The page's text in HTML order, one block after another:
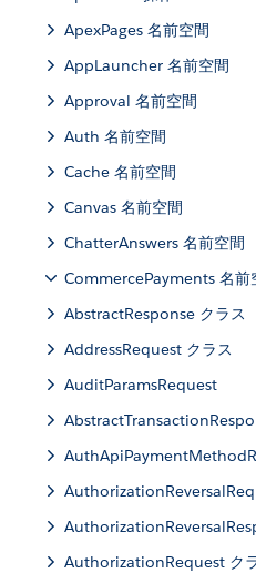
ApexPages 名前空間
AppLauncher 名前空間
Approval 名前空間
Auth 名前空間
Cache 名前空間
Canvas 名前空間
ChatterAnswers 名前空間
CommercePayments 名前
AbstractResponse クラス
AddressRequest クラス
AuditParamsRequest
AuthorizationRequest ク